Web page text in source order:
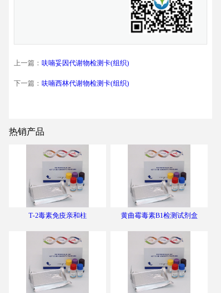
上一篇： 呋喃妥因代谢物检测卡(组织)
下一篇： 呋喃西林代谢物检测卡(组织)
热销产品
T-2毒素免疫亲和柱 黄曲霉毒素B1检测试剂盒